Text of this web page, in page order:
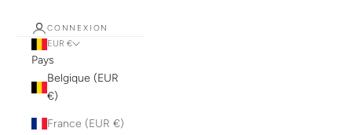
CONNEXION
EUR €
Pays
Belgique (EUR
€)
France (EUR €)